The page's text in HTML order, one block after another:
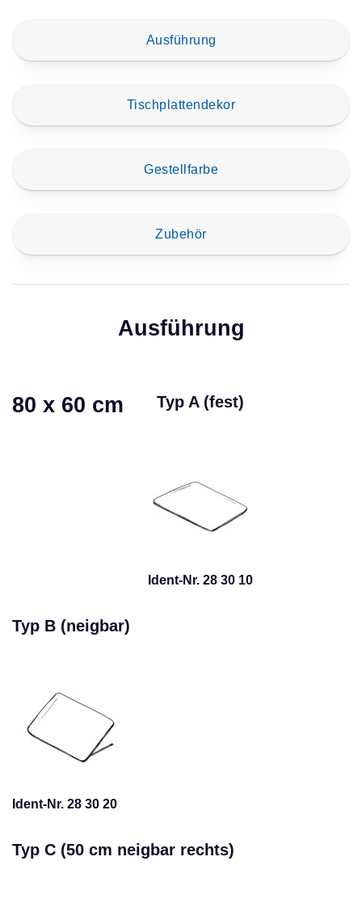
Ausführung
Tischplattendekor
Gestellfarbe
Zubehör
Ausführung
80 x 60 cm Typ A (fest)
Ident-Nr. 28 30 10
Typ B (neigbar)
Ident-Nr. 28 30 20
Typ C (50 cm neigbar rechts)